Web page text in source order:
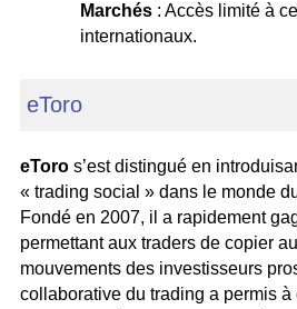
Marchés : Accès limité à
internationaux.
eToro
eToro s’est distingué en
« trading social » dans le monde
Fondé en 2007, il a rapidement
permettant aux traders de copier
mouvements des investisseurs
collaborative du trading a permis à